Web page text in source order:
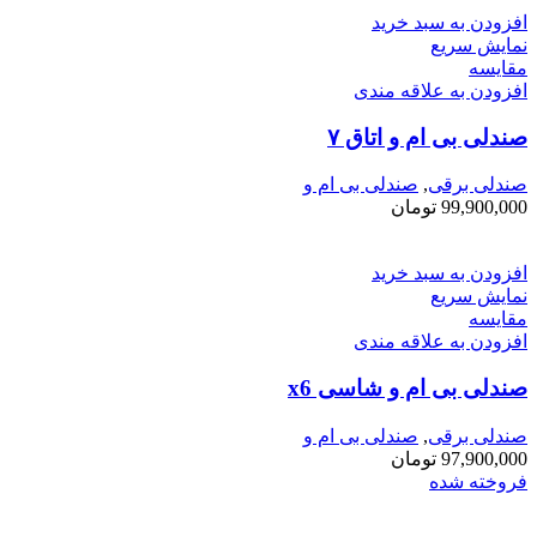
افزودن به سبد خرید
نمایش سریع
مقايسه
افزودن به علاقه مندی
صندلی بی ام و اتاق ۷
صندلی برقی, صندلی بی ام و
99,900,000 تومان
افزودن به سبد خرید
نمایش سریع
مقايسه
افزودن به علاقه مندی
صندلی بی ام و شاسی x6
صندلی برقی, صندلی بی ام و
97,900,000 تومان
فروخته شده